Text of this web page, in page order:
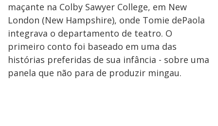
maçante na Colby Sawyer College, em New
London (New Hampshire), onde Tomie dePaola
integrava o departamento de teatro. O
primeiro conto foi baseado em uma das
histórias preferidas de sua infância - sobre uma
panela que não para de produzir mingau.